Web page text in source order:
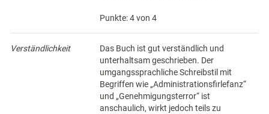
Punkte: 4 von 4
Verständlichkeit
Das Buch ist gut verständlich und
unterhaltsam geschrieben. Der
umgangssprachliche Schreibstil mit
Begriffen wie „Administrationsfirlefanz“
und „Genehmigungsterror“ ist
anschaulich, wirkt jedoch teils zu